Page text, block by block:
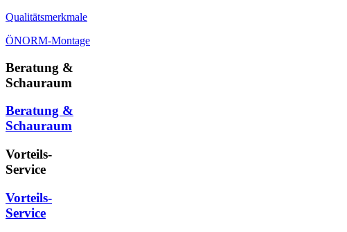
Qualitätsmerkmale
ÖNORM-Montage
Beratung &
Schauraum
Beratung &
Schauraum
Vorteils-
Service
Vorteils-
Service